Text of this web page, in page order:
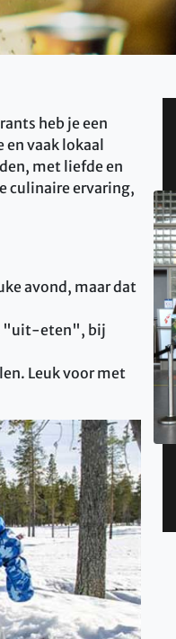
heb je een
vaak lokaal
met liefde en
culinaire ervaring,
avond, maar dat
"uit-eten", bij
Leuk voor met